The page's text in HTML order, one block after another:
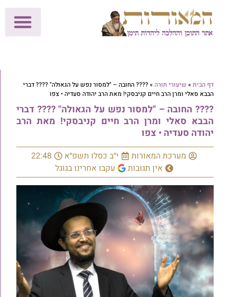
דף הבית » שיעורי תורה »???? החובה – "למסור נפש על הגאולה" ???? דברי
הבבא סאלי ומרן הרב חיים קניבסקי! מאת הרב יהודה סעדיה • צפו
???? החובה – "למסור נפש על הגאולה" ???? דברי
הבבא סאלי ומרן הרב חיים קניבסקי! מאת הרב
יהודה סעדיה • צפו
מערכת המאורות י״ב כסלו תשפ״א
22:48
אין תגובות
עקבו אחרינו בגוגל